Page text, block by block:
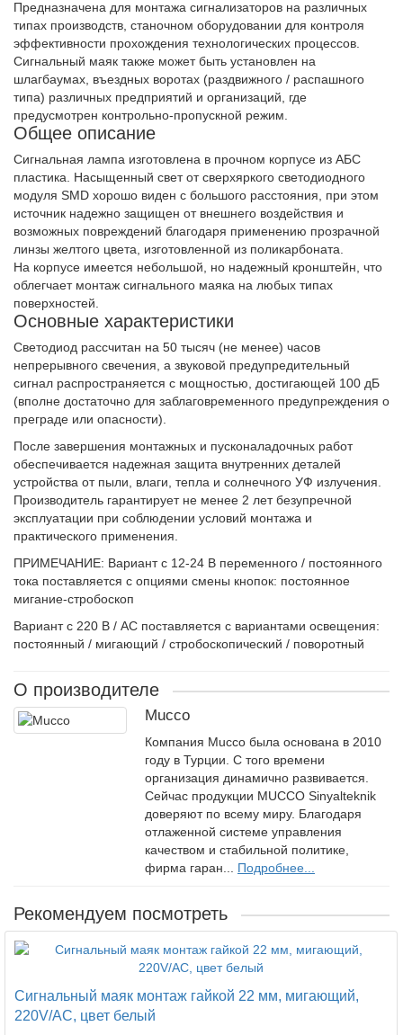
Предназначена для монтажа сигнализаторов на различных
типах производств, станочном оборудовании для контроля
эффективности прохождения технологических процессов.
Сигнальный маяк также может быть установлен на
шлагбаумах, въездных воротах (раздвижного / распашного
типа) различных предприятий и организаций, где
предусмотрен контрольно-пропускной режим.
Общее описание
Сигнальная лампа изготовлена в прочном корпусе из АБС
пластика. Насыщенный свет от сверхяркого светодиодного
модуля SMD хорошо виден с большого расстояния, при этом
источник надежно защищен от внешнего воздействия и
возможных повреждений благодаря применению прозрачной
линзы желтого цвета, изготовленной из поликарбоната.
На корпусе имеется небольшой, но надежный кронштейн, что
облегчает монтаж сигнального маяка на любых типах
поверхностей.
Основные характеристики
Светодиод рассчитан на 50 тысяч (не менее) часов
непрерывного свечения, а звуковой предупредительный
сигнал распространяется с мощностью, достигающей 100 дБ
(вполне достаточно для заблаговременного предупреждения о
преграде или опасности).
После завершения монтажных и пусконаладочных работ
обеспечивается надежная защита внутренних деталей
устройства от пыли, влаги, тепла и солнечного УФ излучения.
Производитель гарантирует не менее 2 лет безупречной
эксплуатации при соблюдении условий монтажа и
практического применения.
ПРИМЕЧАНИЕ: Вариант с 12-24 В переменного / постоянного
тока поставляется с опциями смены кнопок: постоянное
мигание-стробоскоп
Вариант с 220 В / AC поставляется с вариантами освещения:
постоянный / мигающий / стробоскопический / поворотный
О производителе
Mucco
Компания Mucco была основана в 2010
году в Турции. С того времени
организация динамично развивается.
Сейчас продукции MUCCO Sinyalteknik
доверяют по всему миру. Благодаря
отлаженной системе управления
качеством и стабильной политике,
фирма гаран... Подробнее...
Рекомендуем посмотреть
Сигнальный маяк монтаж гайкой 22 мм, мигающий,
220V/AC, цвет белый